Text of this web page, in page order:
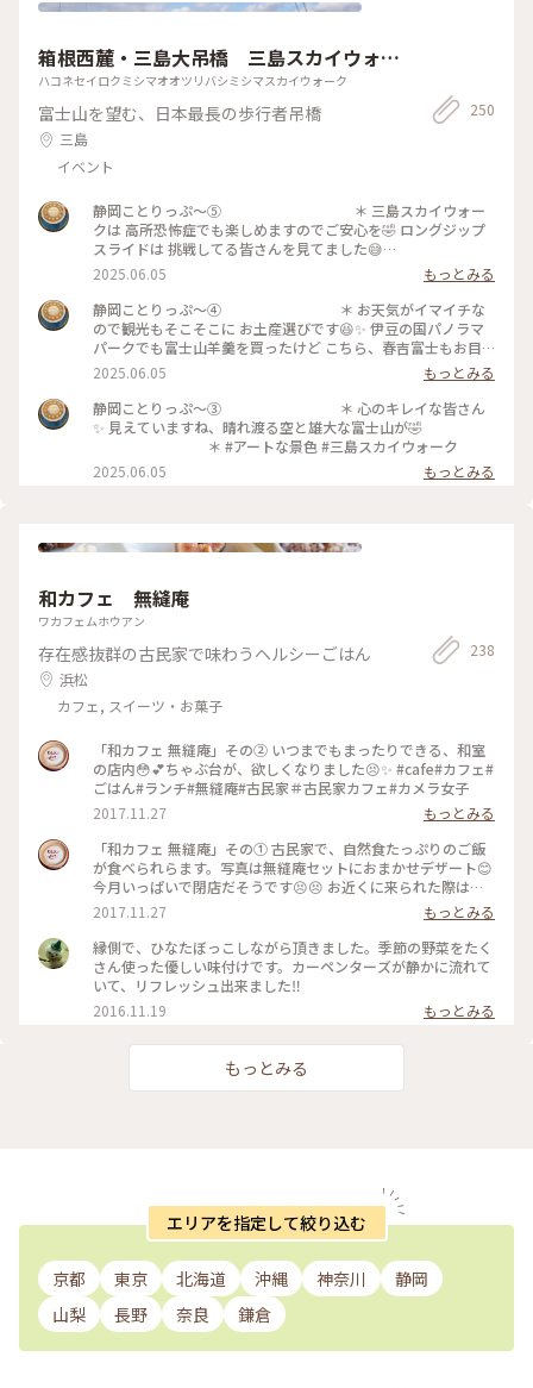
箱根西麓・三島大吊橋 三島スカイウォー
ク
ハコネセイロクミシマオオツリバシミシマスカイウォーク
富士山を望む、日本最長の歩行者吊橋
三島
イベント
250
静岡ことりっぷ〜⑤ ＊ 三島スカイウォー
クは 高所恐怖症でも楽しめますのでご安心を🤣 ロングジップ
スライドは 挑戦してる皆さんを見てました😅
＊ 橋を渡り切った先の『ふろっく-福時
計-』で フクロウ🦉の柔らかな羽🪶に初めて触れました✨
＊ #アートな景色 #三島スカイウォーク #
ふろっく福時計
2025.06.05
もっとみる
静岡ことりっぷ〜④ ＊ お天気がイマイチな
ので観光もそこそこに お土産選びです😆✨ 伊豆の国パノラマ
パークでも富士山羊羹を買ったけど こちら、春吉富士もお目
当ての羊羹でした✨ ＊ #アートな景色 #三島
スカイウォーク #春吉富士
2025.06.05
もっとみる
静岡ことりっぷ〜③ ＊ 心のキレイな皆さん
✨ 見えていますね、晴れ渡る空と雄大な富士山が🤣
＊ #アートな景色 #三島スカイウォーク
2025.06.05
もっとみる
和カフェ 無縫庵
ワカフェムホウアン
存在感抜群の古民家で味わうヘルシーごはん
浜松
カフェ, スイーツ・お菓子
238
「和カフェ 無縫庵」その② いつまでもまったりできる、和室
の店内😳💕ちゃぶ台が、欲しくなりました😣✨ #cafe#カフェ#
ごはん#ランチ#無縫庵#古民家＃古民家カフェ#カメラ女子
2017.11.27
もっとみる
「和カフェ 無縫庵」その① 古民家で、自然食たっぷりのご飯
が食べられらます。写真は無縫庵セットにおまかせデザート😊
今月いっぱいで閉店だそうです😣😣 お近くに来られた際は、
ぜひお立ち寄りください😳 #ごはん#ランチ#cafe#古民家#カ
フェ#浜松#無縫庵#オススメ
2017.11.27
もっとみる
縁側で、ひなたぼっこしながら頂きました。季節の野菜をたく
さん使った優しい味付けです。カーペンターズが静かに流れて
いて、リフレッシュ出来ました‼
2016.11.19
もっとみる
もっとみる
エリアを指定して絞り込む
京都 東京 北海道 沖縄 神奈川
静岡
山梨
長野 奈良 鎌倉